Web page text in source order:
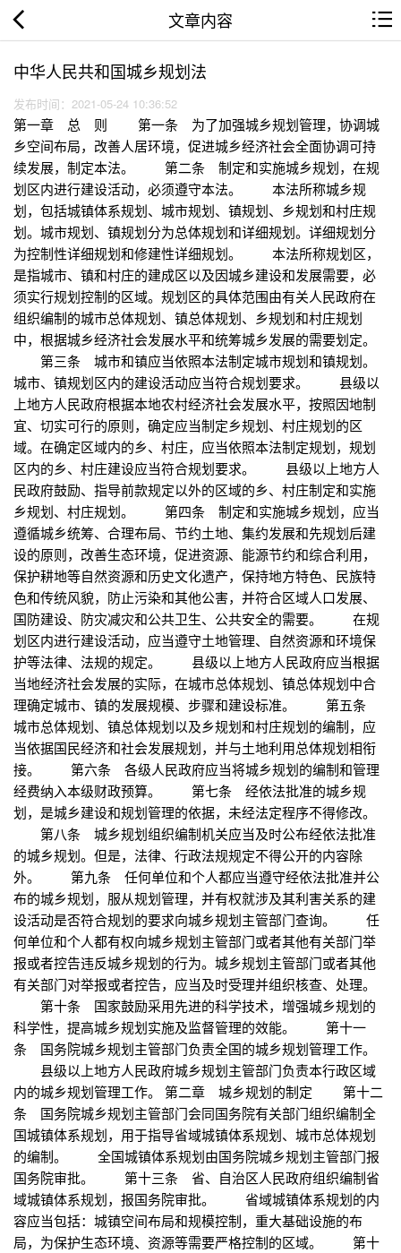
文章内容
中华人民共和国城乡规划法
发布时间：2021-05-24 10:36:52
第一章 总 则 第一条 为了加强城乡规划管理，协调城
乡空间布局，改善人居环境，促进城乡经济社会全面协调可持
续发展，制定本法。 第二条 制定和实施城乡规划，在规
划区内进行建设活动，必须遵守本法。 本法所称城乡规
划，包括城镇体系规划、城市规划、镇规划、乡规划和村庄规
划。城市规划、镇规划分为总体规划和详细规划。详细规划分
为控制性详细规划和修建性详细规划。 本法所称规划区，
是指城市、镇和村庄的建成区以及因城乡建设和发展需要，必
须实行规划控制的区域。规划区的具体范围由有关人民政府在
组织编制的城市总体规划、镇总体规划、乡规划和村庄规划
中，根据城乡经济社会发展水平和统筹城乡发展的需要划定。
第三条 城市和镇应当依照本法制定城市规划和镇规划。
城市、镇规划区内的建设活动应当符合规划要求。 县级以
上地方人民政府根据本地农村经济社会发展水平，按照因地制
宜、切实可行的原则，确定应当制定乡规划、村庄规划的区
域。在确定区域内的乡、村庄，应当依照本法制定规划，规划
区内的乡、村庄建设应当符合规划要求。 县级以上地方人
民政府鼓励、指导前款规定以外的区域的乡、村庄制定和实施
乡规划、村庄规划。 第四条 制定和实施城乡规划，应当
遵循城乡统筹、合理布局、节约土地、集约发展和先规划后建
设的原则，改善生态环境，促进资源、能源节约和综合利用，
保护耕地等自然资源和历史文化遗产，保持地方特色、民族特
色和传统风貌，防止污染和其他公害，并符合区域人口发展、
国防建设、防灾减灾和公共卫生、公共安全的需要。 在规
划区内进行建设活动，应当遵守土地管理、自然资源和环境保
护等法律、法规的规定。 县级以上地方人民政府应当根据
当地经济社会发展的实际，在城市总体规划、镇总体规划中合
理确定城市、镇的发展规模、步骤和建设标准。 第五条
城市总体规划、镇总体规划以及乡规划和村庄规划的编制，应
当依据国民经济和社会发展规划，并与土地利用总体规划相衔
接。 第六条 各级人民政府应当将城乡规划的编制和管理
经费纳入本级财政预算。 第七条 经依法批准的城乡规
划，是城乡建设和规划管理的依据，未经法定程序不得修改。
第八条 城乡规划组织编制机关应当及时公布经依法批准
的城乡规划。但是，法律、行政法规规定不得公开的内容除
外。 第九条 任何单位和个人都应当遵守经依法批准并公
布的城乡规划，服从规划管理，并有权就涉及其利害关系的建
设活动是否符合规划的要求向城乡规划主管部门查询。 任
何单位和个人都有权向城乡规划主管部门或者其他有关部门举
报或者控告违反城乡规划的行为。城乡规划主管部门或者其他
有关部门对举报或者控告，应当及时受理并组织核查、处理。
第十条 国家鼓励采用先进的科学技术，增强城乡规划的
科学性，提高城乡规划实施及监督管理的效能。 第十一
条 国务院城乡规划主管部门负责全国的城乡规划管理工作。
县级以上地方人民政府城乡规划主管部门负责本行政区域
内的城乡规划管理工作。 第二章 城乡规划的制定 第十二
条 国务院城乡规划主管部门会同国务院有关部门组织编制全
国城镇体系规划，用于指导省域城镇体系规划、城市总体规划
的编制。 全国城镇体系规划由国务院城乡规划主管部门报
国务院审批。 第十三条 省、自治区人民政府组织编制省
域城镇体系规划，报国务院审批。 省域城镇体系规划的内
容应当包括：城镇空间布局和规模控制，重大基础设施的布
局，为保护生态环境、资源等需要严格控制的区域。 第十